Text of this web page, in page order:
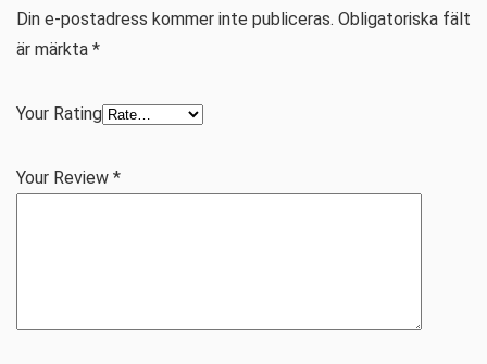
Din e-postadress kommer inte publiceras. Obligatoriska fält
är märkta *
Your Rating
Your Review *